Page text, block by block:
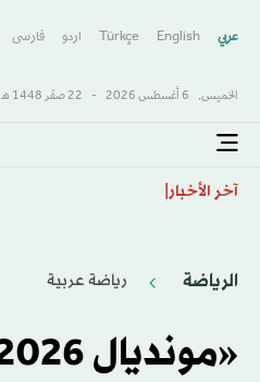
عربي English
Türkçe اردو فارسى
الخميس, 6 أغسطس 2026 - 22 صفَر 1448 هـ
آخر الأخبار
الرياضة رياضة عربية